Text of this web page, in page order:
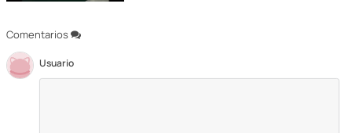
Comentarios
Usuario